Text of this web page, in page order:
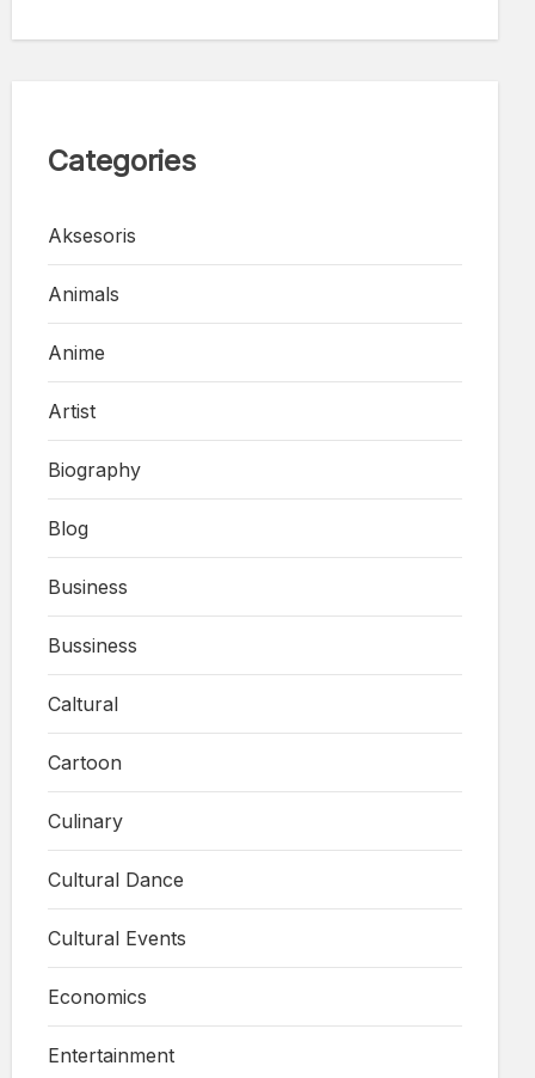
Categories
Aksesoris
Animals
Anime
Artist
Biography
Blog
Business
Bussiness
Caltural
Cartoon
Culinary
Cultural Dance
Cultural Events
Economics
Entertainment